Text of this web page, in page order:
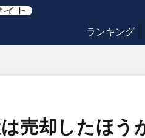
ランキング
売却したほう